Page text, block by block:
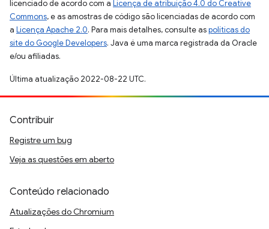
licenciado de acordo com a Licença de atribuição 4.0 do Creative
Commons, e as amostras de código são licenciadas de acordo com
a Licença Apache 2.0. Para mais detalhes, consulte aspolíticas do
site do Google Developers. Java é uma marca registrada da Oracle
e/ou afiliadas.
Última atualização 2022-08-22 UTC.
Contribuir
Registre um bug
Veja as questões em aberto
Conteúdo relacionado
Atualizações do Chromium